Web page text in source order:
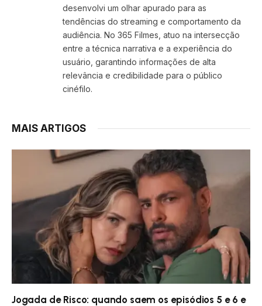
desenvolvi um olhar apurado para as
tendências do streaming e comportamento da
audiência. No 365 Filmes, atuo na intersecção
entre a técnica narrativa e a experiência do
usuário, garantindo informações de alta
relevância e credibilidade para o público
cinéfilo.
MAIS ARTIGOS
Jogada de Risco: quando saem os episódios 5 e 6 e